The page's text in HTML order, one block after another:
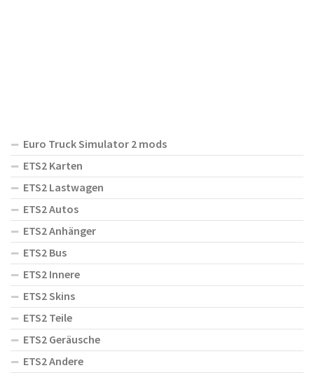
Euro Truck Simulator 2 mods
ETS2 Karten
ETS2 Lastwagen
ETS2 Autos
ETS2 Anhänger
ETS2 Bus
ETS2 Innere
ETS2 Skins
ETS2 Teile
ETS2 Geräusche
ETS2 Andere